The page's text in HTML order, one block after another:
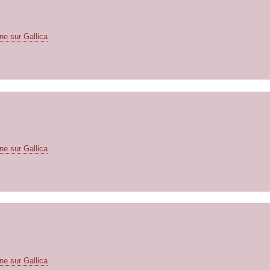
sur Gallica
sur Gallica
sur Gallica